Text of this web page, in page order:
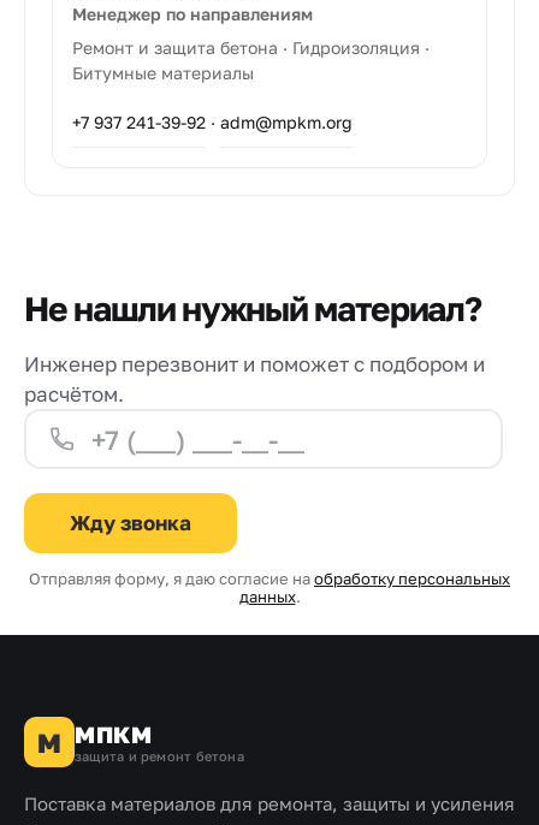
Менеджер по направлениям
Ремонт и защита бетона · Гидроизоляция ·
Битумные материалы
+7 937 241-39-92 · adm@mpkm.org
Не нашли нужный материал?
Инженер перезвонит и поможет с подбором и
расчётом.
Жду звонка
Отправляя форму, я даю согласие наобработку персональных
данных.
М МПКМ
защита и ремонт бетона
Поставка материалов для ремонта, защиты и усиления